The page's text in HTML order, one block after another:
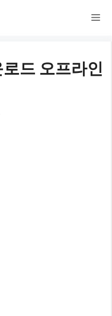
메
드 오프라인